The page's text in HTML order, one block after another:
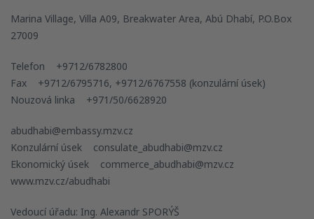
Marina Village, Villa A09, Breakwater Area, Abú Dhabí, P.O.Box
27009
Telefon +9712/6782800
Fax +9712/6795716, +9712/6767558 (konzulární úsek)
Nouzová linka +971/50/6628920
abudhabi@embassy.mzv.cz
Konzulární úsek consulate_abudhabi@mzv.cz
Ekonomický úsek commerce_abudhabi@mzv.cz
www.mzv.cz/abudhabi
Vedoucí úřadu: Ing. Alexandr SPORÝŠ